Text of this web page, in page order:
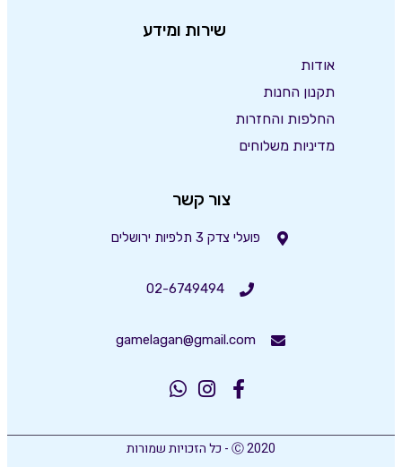
שירות ומידע
אודות
תקנון החנות
החלפות והחזרות
מדיניות משלוחים
צור קשר
פועלי צדק 3 תלפיות ירושלים
02-6749494
gamelagan@gmail.com
Ⓒ 2020 - כל הזכויות שמורות